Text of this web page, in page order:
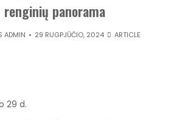
renginių panorama
ADMIN 29 RUGPJŪČIO, 2024 ARTICLE
29 d.